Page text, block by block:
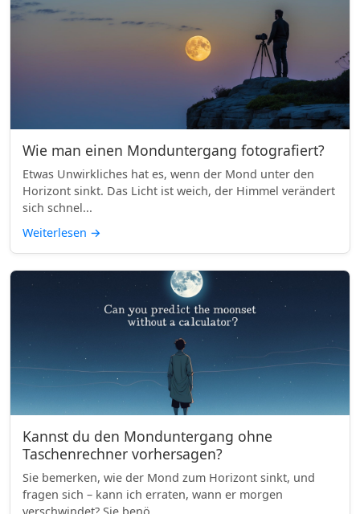
Wie man einen Monduntergang fotografiert?
Etwas Unwirkliches hat es, wenn der Mond unter den
Horizont sinkt. Das Licht ist weich, der Himmel verändert
sich schnel...
Weiterlesen →
Kannst du den Monduntergang ohne
Taschenrechner vorhersagen?
Sie bemerken, wie der Mond zum Horizont sinkt, und
fragen sich – kann ich erraten, wann er morgen